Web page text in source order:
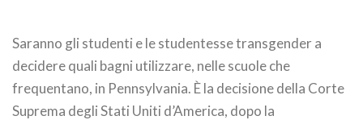
Saranno gli studenti e le studentesse transgender a
decidere quali bagni utilizzare, nelle scuole che
frequentano, in Pennsylvania. È la decisione della Corte
Suprema degli Stati Uniti d’America, dopo la